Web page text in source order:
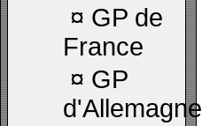
¤ GP de
France
¤ GP
d'Allemagne